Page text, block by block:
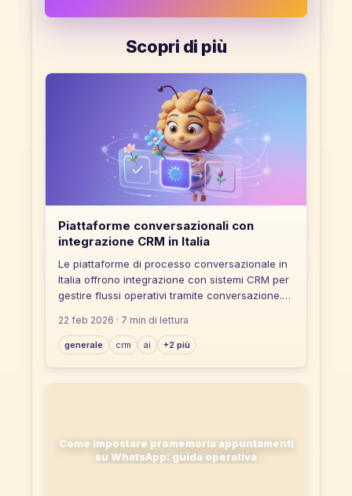
Scopri di più
Piattaforme conversazionali con
integrazione CRM in Italia
Le piattaforme di processo conversazionale in
Italia offrono integrazione con sistemi CRM per
gestire flussi operativi tramite conversazione.
integrazione, scalabilità e multicanalità.
22 feb 2026 · 7 min di lettura
generale crm ai +2 più
Come impostare promemoria appuntamenti
su WhatsApp: guida operativa